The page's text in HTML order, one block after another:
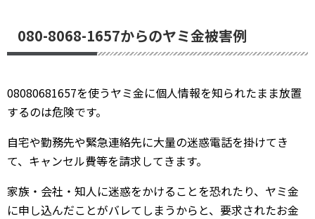
080-8068-1657からのヤミ金被害例
08080681657を使うヤミ金に個人情報を知られたまま放置
するのは危険です。
自宅や勤務先や緊急連絡先に大量の迷惑電話を掛けてき
て、キャンセル費等を請求してきます。
家族・会社・知人に迷惑をかけることを恐れたり、ヤミ金
に申し込んだことがバレてしまうからと、要求されたお金